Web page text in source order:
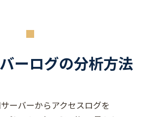
ーログの分析方法
ーバーからアクセスログを